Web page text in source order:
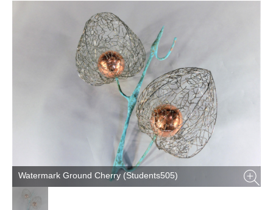
Watermark Ground Cherry (Students505)